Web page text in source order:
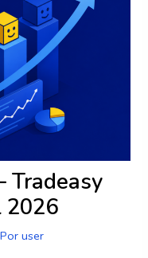
Tradeasy
2026
user